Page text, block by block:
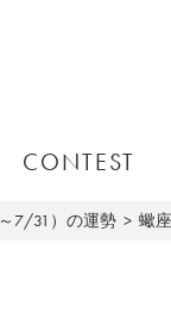
CONTEST
7/31）の運勢 蠍